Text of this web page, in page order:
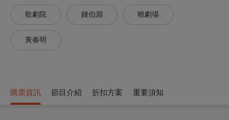
歌劇院 鍾伯淵 曉劇場
黃春明
購票資訊 節目介紹 折扣方案 重要須知